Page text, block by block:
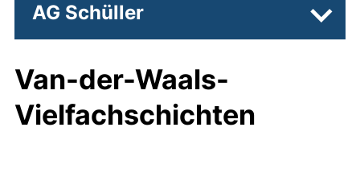
AG Schüller
Van-der-Waals-
Vielfachschichten